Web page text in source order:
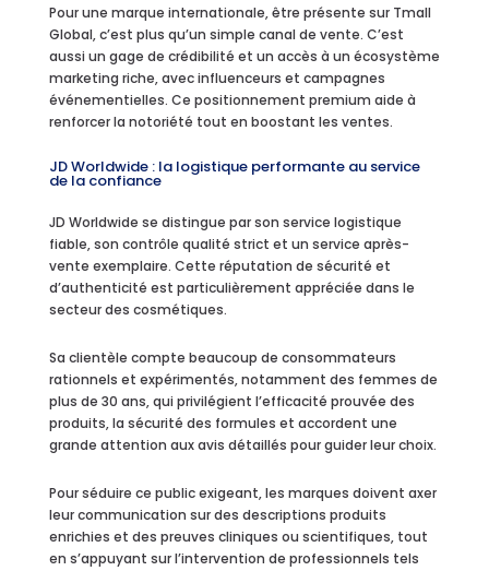
Pour une marque internationale, être présente sur Tmall
Global, c’est plus qu’un simple canal de vente. C’est
aussi un gage de crédibilité et un accès à un écosystème
marketing riche, avec influenceurs et campagnes
événementielles. Ce positionnement premium aide à
renforcer la notoriété tout en boostant les ventes.
JD Worldwide : la logistique performante au service
de la confiance
JD Worldwide se distingue par son service logistique
fiable, son contrôle qualité strict et un service après-
vente exemplaire. Cette réputation de sécurité et
d’authenticité est particulièrement appréciée dans le
secteur des cosmétiques.
Sa clientèle compte beaucoup de consommateurs
rationnels et expérimentés, notamment des femmes de
plus de 30 ans, qui privilégient l’efficacité prouvée des
produits, la sécurité des formules et accordent une
grande attention aux avis détaillés pour guider leur choix.
Pour séduire ce public exigeant, les marques doivent axer
leur communication sur des descriptions produits
enrichies et des preuves cliniques ou scientifiques, tout
en s’appuyant sur l’intervention de professionnels tels